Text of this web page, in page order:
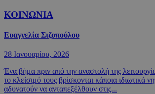
ΚΟΙΝΩΝΙΑ
Ευαγγελία Σιζοπούλου
28 Ιανουαρίου, 2026
Ένα βήμα πριν από την αναστολή της
το κλείσιμό τους βρίσκονται κάποια ιδιωτικά
αδυνατούν να ανταπεξέλθουν στις...